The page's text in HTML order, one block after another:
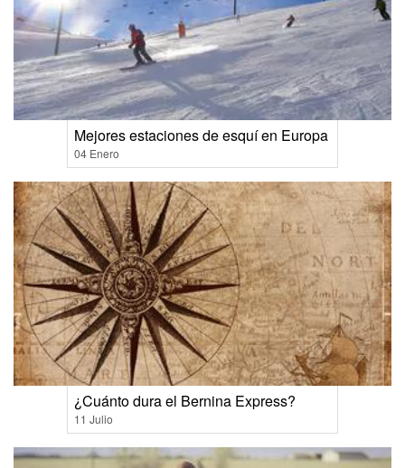
Mejores estaciones de esquí en Europa
04 Enero
¿Cuánto dura el Bernina Express?
11 Julio